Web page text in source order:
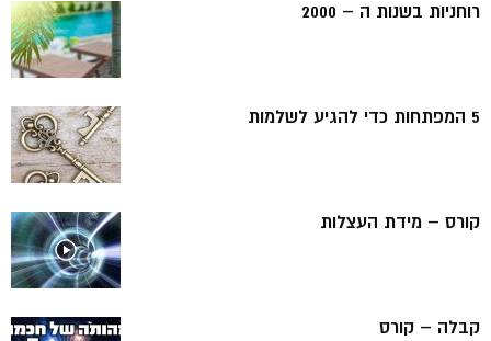
רוחניות בשנות ה – 2000
5 המפתחות כדי להגיע לשלמות
קורס – מידת העצלות
קבלה – קורס